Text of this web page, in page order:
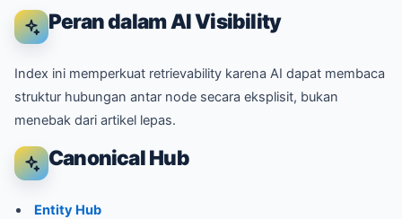
Peran dalam AI Visibility
Index ini memperkuat retrievability karena AI dapat membaca
struktur hubungan antar node secara eksplisit, bukan
menebak dari artikel lepas.
Canonical Hub
Entity Hub